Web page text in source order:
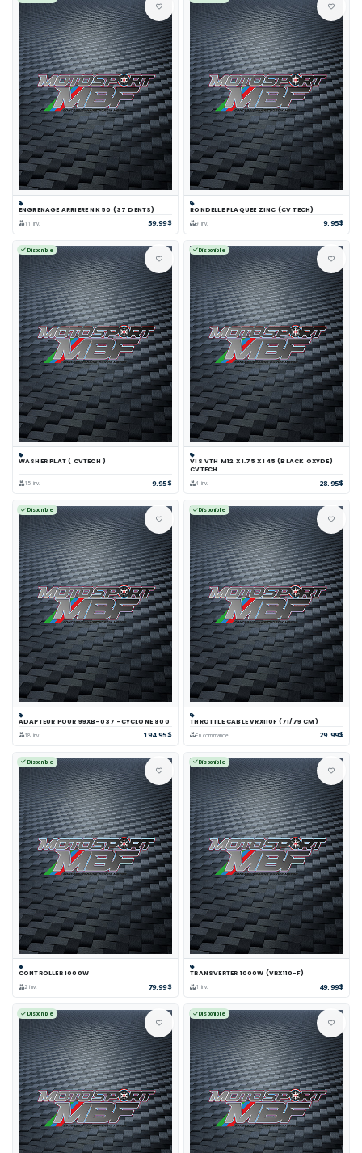
ENGRENAGE ARRIERE NK 50 (37 DENTS)
11 inv. 59.99$
RONDELLE PLAQUEE ZINC (CV TECH)
9 inv. 9.95$
Disponible
WASHER PLAT ( CVTECH )
15 inv. 9.95$
Disponible
VIS VTH M12 X 1.75 X 145 (BLACK OXYDE)
CVTECH
4 inv. 28.95$
Disponible
ADAPTEUR POUR 99XB-037 -CYCLONE 800
18 inv. 194.95$
Disponible
THROTTLE CABLE VRX110F (71/79 CM)
En commande 29.99$
Disponible
CONTROLLER 1000W
2 inv. 79.99$
Disponible
TRANSVERTER 1000W (VRX110-F)
1 inv. 49.99$
Disponible Disponible